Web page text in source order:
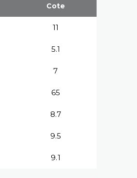
Cote
11
5.1
7
65
8.7
9.5
9.1